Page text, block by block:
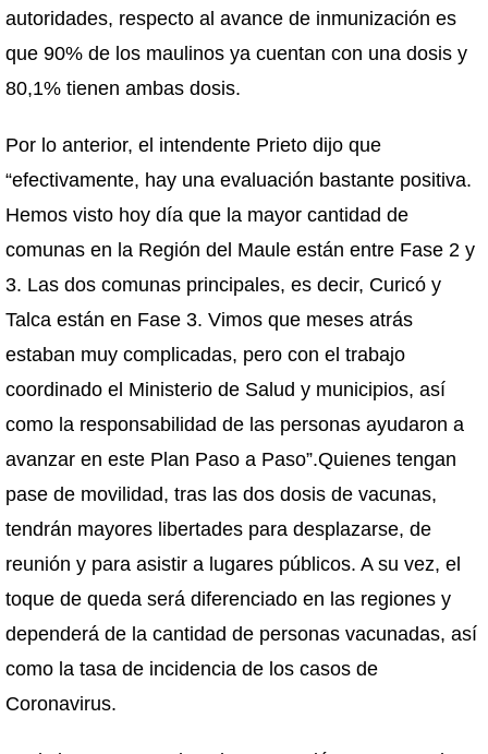
autoridades, respecto al avance de inmunización es
que 90% de los maulinos ya cuentan con una dosis y
80,1% tienen ambas dosis.
Por lo anterior, el intendente Prieto dijo que
“efectivamente, hay una evaluación bastante positiva.
Hemos visto hoy día que la mayor cantidad de
comunas en la Región del Maule están entre Fase 2 y
3. Las dos comunas principales, es decir, Curicó y
Talca están en Fase 3. Vimos que meses atrás
estaban muy complicadas, pero con el trabajo
coordinado el Ministerio de Salud y municipios, así
como la responsabilidad de las personas ayudaron a
avanzar en este Plan Paso a Paso”.Quienes tengan
pase de movilidad, tras las dos dosis de vacunas,
tendrán mayores libertades para desplazarse, de
reunión y para asistir a lugares públicos. A su vez, el
toque de queda será diferenciado en las regiones y
dependerá de la cantidad de personas vacunadas, así
como la tasa de incidencia de los casos de
Coronavirus.